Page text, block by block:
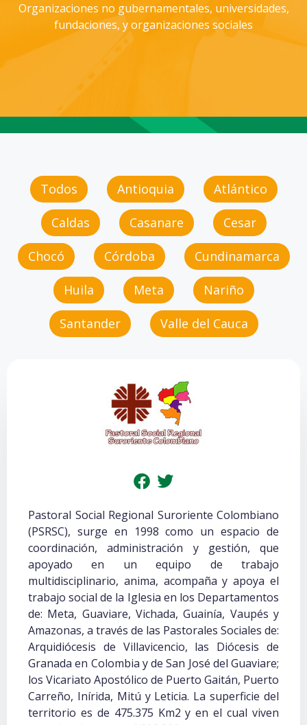
Organizaciones no gubernamentales, universidades,
fundaciones, y organizaciones sociales
Todos Antioquia Atlántico
Caldas Casanare Cesar
Chocó Córdoba Cundinamarca
Huila Meta Nariño
Santander Valle del Cauca
Pastoral Social Regional Suroriente Colombiano
(PSRSC), surge en 1998 como un espacio de
coordinación, administración y gestión, que
apoyado en un equipo de trabajo
multidisciplinario, anima, acompaña y apoya el
trabajo social de la Iglesia en los Departamentos
de: Meta, Guaviare, Vichada, Guainía, Vaupés y
Amazonas, a través de las Pastorales Sociales de:
Arquidiócesis de Villavicencio, las Diócesis de
Granada en Colombia y de San José del Guaviare;
los Vicariato Apostólico de Puerto Gaitán, Puerto
Carreño, Inírida, Mitú y Leticia. La superficie del
territorio es de 475.375 Km2 y en el cual viven